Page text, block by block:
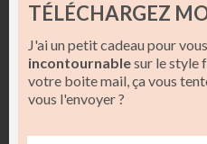
Marieclaire.fr
TÉLÉCHARGEZ
J'ai un petit cadeau pour
incontournablesur le style
votre boite mail, ça vous
vous l'envoyer ?